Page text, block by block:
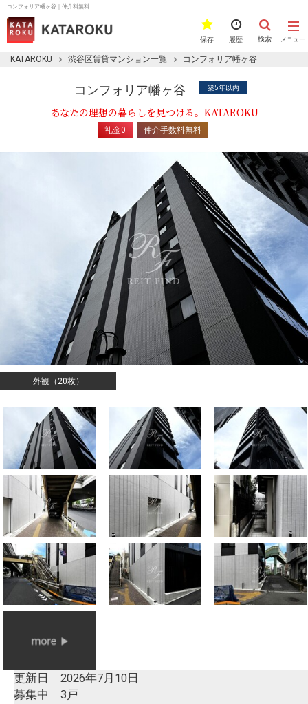
コンフォリア幡ヶ谷｜仲介料無料
メニュー
検索
履歴
保存
KATAROKU 渋谷区賃貸マンション一覧 コンフォリア幡ヶ谷
コンフォリア幡ヶ谷 築5年以内
あなたの理想の暮らしを見つける。KATAROKU
礼金0 仲介手数料無料
外観（20枚）
更新日 2026年7月10日
募集中 3戸